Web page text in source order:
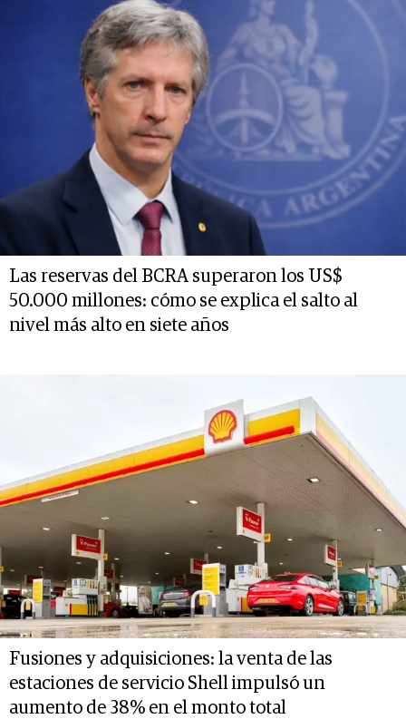
Las reservas del BCRA superaron los US$
50.000 millones: cómo se explica el salto al
nivel más alto en siete años
Fusiones y adquisiciones: la venta de las
estaciones de servicio Shell impulsó un
aumento de 38% en el monto total